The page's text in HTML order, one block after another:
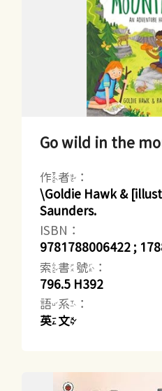
Go wild in the
作者：
\Goldie Hawk &
Saunders.
ISBN：
9781788006422 ;
索書號：
796.5 H392
語系：
英文